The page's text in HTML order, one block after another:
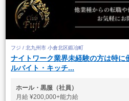
フジ / 北九州市 小倉北区鍛冶町
ナイトワーク業界未経験の方は特に
ルバイト・キッチ...
ホール・黒服（社員）
月給 ¥200,000+能力給